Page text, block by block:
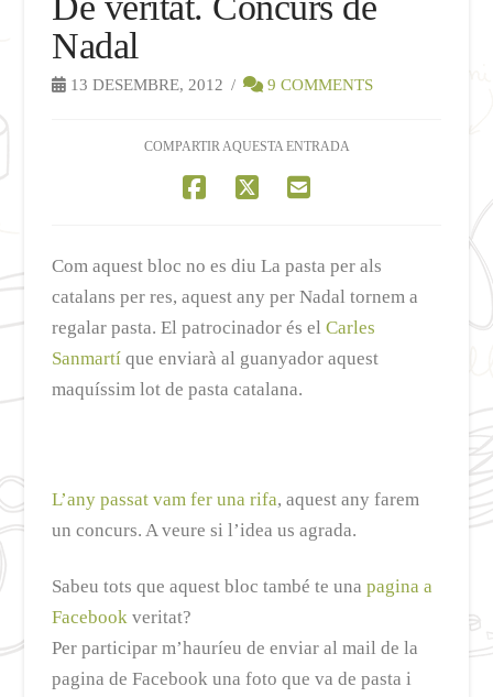
Nadal
13 DESEMBRE, 2012 9 COMMENTS
COMPARTIR AQUESTA ENTRADA
Com aquest bloc no es diu La pasta per als
catalans per res, aquest any per Nadal tornem a
regalar pasta. El patrocinador és elCarles
Sanmartí que enviarà al guanyador aquest
maquíssim lot de pasta catalana.
L’any passat vam fer una rifa, aquest any farem
un concurs. A veure si l’idea us agrada.
Sabeu tots que aquest bloc també te unapagina a
Facebook veritat?
Per participar m’hauríeu de enviar al mail de la
pagina de Facebook una foto que va de pasta i